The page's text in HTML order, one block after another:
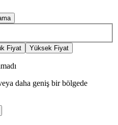
Fiyat Yüksek Fiyat
daha geniş bir bölgede